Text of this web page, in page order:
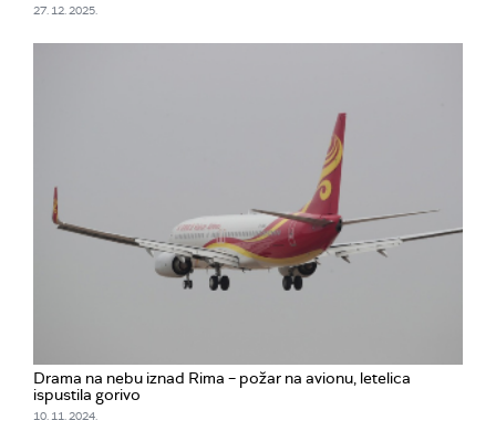
27. 12. 2025.
Drama na nebu iznad Rima – požar na avionu, letelica
ispustila gorivo
10. 11. 2024.